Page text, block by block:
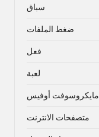
سباق
ضغط الملفات
فعل
لعبة
مايكروسوفت أوفيس
متصفحات الانترنت